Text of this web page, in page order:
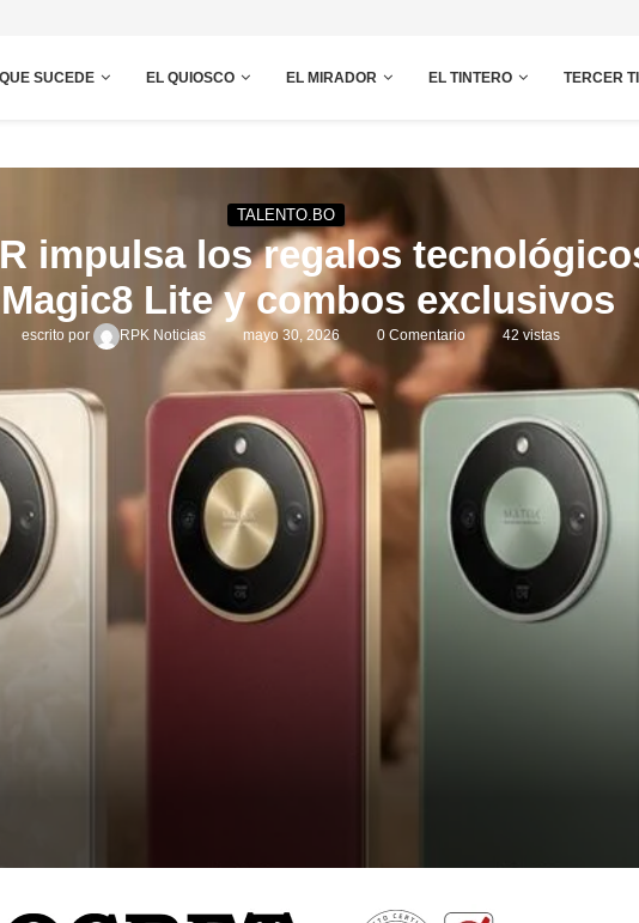
SUCEDE EL QUIOSCO EL MIRADOR EL TINTERO TERCER
TALENTO.BO
impulsa los regalos
Lite y combos exclusivos
escrito por RPK Noticias mayo 30, 2026 0 Comentario 42 vistas